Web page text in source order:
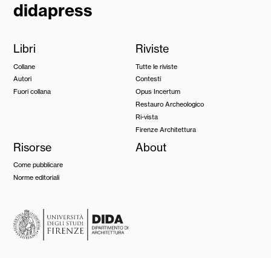
didapress
Libri
Collane
Autori
Fuori collana
Riviste
Tutte le riviste
Contesti
Opus Incertum
Restauro Archeologico
Ri-vista
Firenze Architettura
Risorse
Come pubblicare
Norme editoriali
About